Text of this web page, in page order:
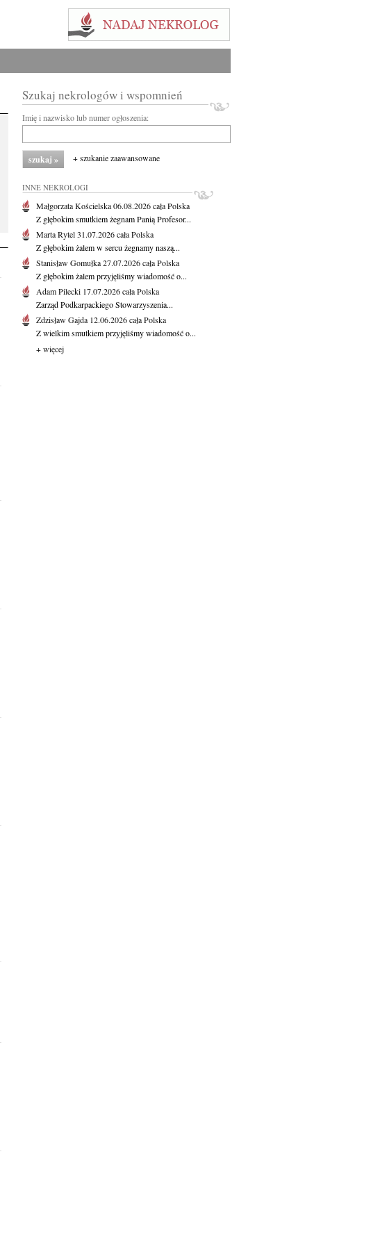
Szukaj nekrologów i wspomnień
Imię i nazwisko lub numer ogłoszenia:
+ szukanie zaawansowane
INNE NEKROLOGI
Małgorzata Kościelska06.08.2026cała Polska
Z głębokim smutkiem żegnam Panią Profesor...
Marta Rytel31.07.2026cała Polska
Z głębokim żalem w sercu żegnamy naszą...
Stanisław Gomułka27.07.2026cała Polska
Z głębokim żalem przyjęliśmy wiadomość o...
Adam Pilecki 17.07.2026cała Polska
Zarząd Podkarpackiego Stowarzyszenia...
Zdzisław Gajda 12.06.2026cała Polska
Z wielkim smutkiem przyjęliśmy wiadomość o...
+ więcej